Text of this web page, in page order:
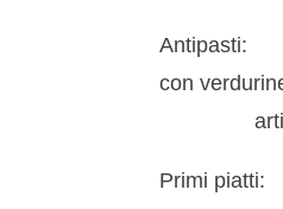
Antipasti:
con
Primi piatti: